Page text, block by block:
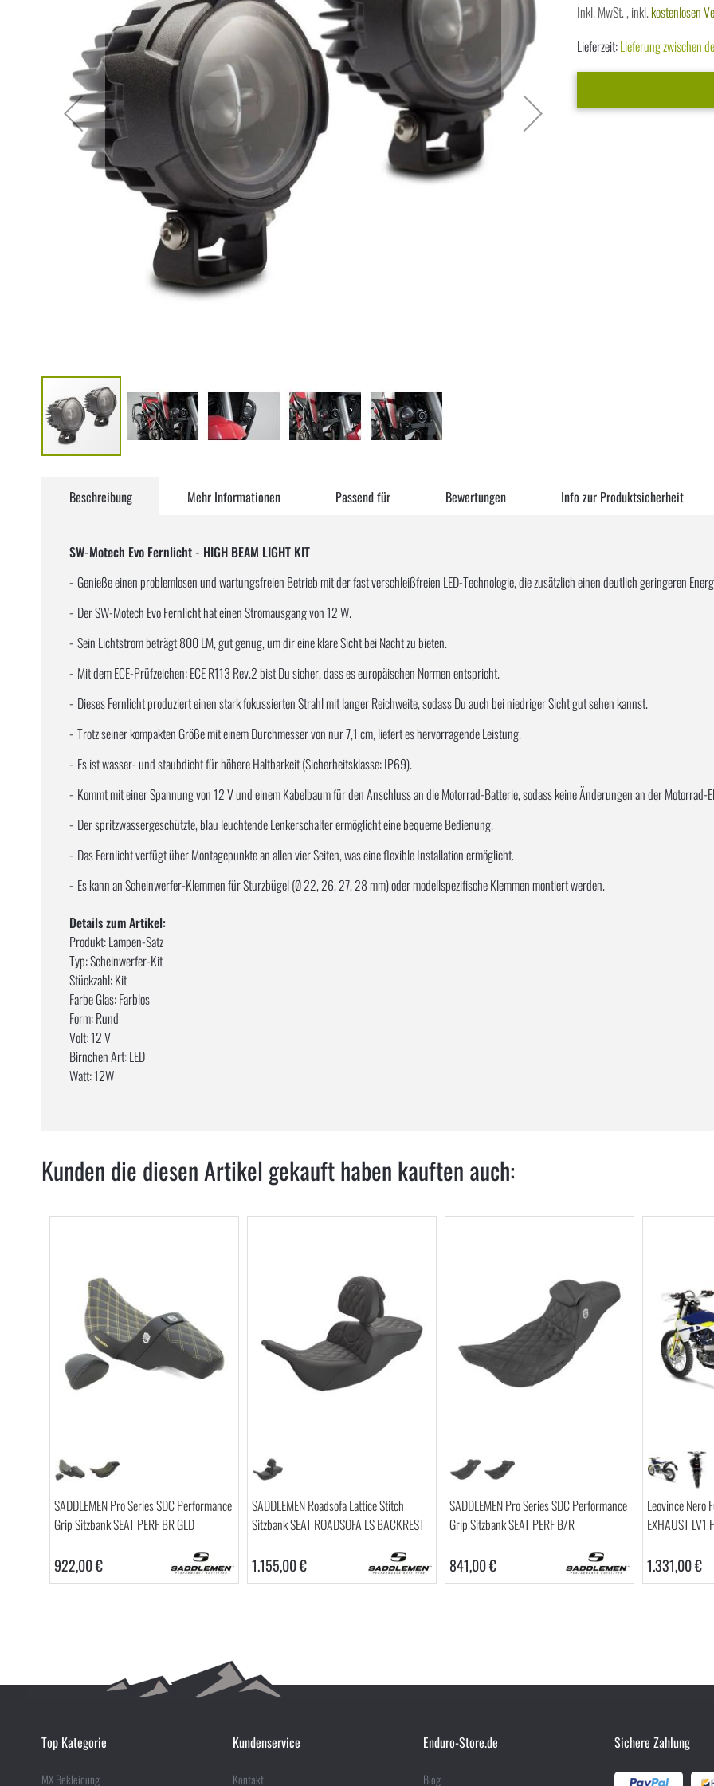
Inkl. MwSt., inkl.kostenlosen
Lieferzeit:Lieferung zwischen
Beschreibung
SW-Motech Evo Fernlicht - HIGH BEAM LIGHT KIT
Genieße einen problemlosen und wartungsfreien Betrieb mit der fast verschleißfreien LED-Technologie, die zusätzlich einen deutlich geringeren
Der SW-Motech Evo Fernlicht hat einen Stromausgang von 12 W.
Sein Lichtstrom beträgt 800 LM, gut genug, um dir eine klare Sicht bei Nacht zu bieten.
Mit dem ECE-Prüfzeichen: ECE R113 Rev.2 bist Du sicher, dass es europäischen Normen entspricht.
Dieses Fernlicht produziert einen stark fokussierten Strahl mit langer Reichweite, sodass Du auch bei niedriger Sicht gut sehen kannst.
Trotz seiner kompakten Größe mit einem Durchmesser von nur 7,1 cm, liefert es hervorragende Leistung.
Es ist wasser- und staubdicht für höhere Haltbarkeit (Sicherheitsklasse: IP69).
Kommt mit einer Spannung von 12 V und einem Kabelbaum für den Anschluss an die Motorrad-Batterie, sodass keine Änderungen an der Motorrad-
Der spritzwassergeschützte, blau leuchtende Lenkerschalter ermöglicht eine bequeme Bedienung.
Das Fernlicht verfügt über Montagepunkte an allen vier Seiten, was eine flexible Installation ermöglicht.
Es kann an Scheinwerfer-Klemmen für Sturzbügel (Ø 22, 26, 27, 28 mm) oder modellspezifische Klemmen montiert werden.
Details zum Artikel:
Produkt: Lampen-Satz
Typ: Scheinwerfer-Kit
Stückzahl: Kit
Farbe Glas: Farblos
Form: Rund
Volt: 12 V
Birnchen Art: LED
Watt: 12W
Mehr Informationen Passend für Bewertungen Info zur Produktsicherheit
Kunden die diesen Artikel gekauft haben kauften auch:
SADDLEMEN Pro Series SDC Performance
Grip Sitzbank SEAT PERF BR GLD
922,00 €
SADDLEMEN Roadsofa Lattice Stitch
Sitzbank SEAT ROADSOFA LS BACKREST
1.155,00 €
SADDLEMEN Pro Series SDC Performance
Grip Sitzbank SEAT PERF B/R
841,00 €
Leovince Nero
EXHAUST LV1
1.331,00 €
Top Kategorie
MX Bekleidung
Kundenservice
Kontakt
Enduro-Store.de
Blog
Sichere Zahlung